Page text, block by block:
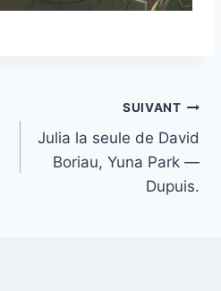
SUIVANT
Julia la seule de David
Boriau, Yuna Park —
Dupuis.